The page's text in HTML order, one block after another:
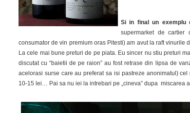
Si in final un exemplu
supermarket de
consumator de vin premium oras Pitesti) am avut la raft vinurile
La cele mai bune preturi de pe piata. Eu sincer nu stiu preturi
discutat cu “baietii de pe raion” au fost retrase din lipsa de
acelorasi surse care au preferat sa isi pastreze anonimatul)
10-15 lei… Pai sa nu iei la intrebari pe „cineva” dupa miscarea